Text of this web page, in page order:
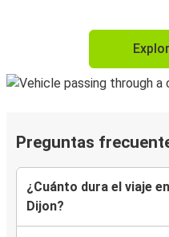
Preguntas
¿Cuánto dura el viaje
Dijon?